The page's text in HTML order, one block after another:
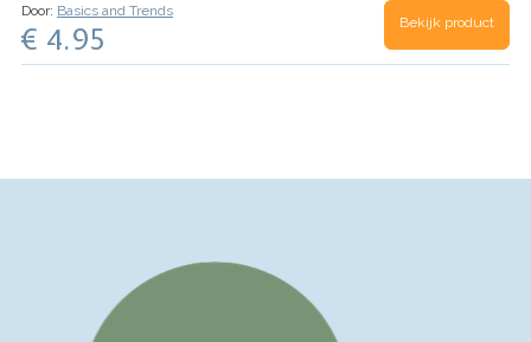
gezellige ambiance te creëren, of je ze nu op de
Door: Basics and Trends
€ 4.95 Bekijk product